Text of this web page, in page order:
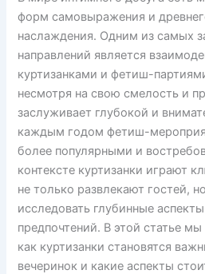
форм самовыражения и
наслаждения. Одним из самых
направлений является
куртизанками и фетиш-
несмотря на свою смелость и
заслуживает глубокой и
каждым годом фетиш-
более популярными и
контексте куртизанки играют
не только развлекают гостей,
исследовать глубинные
предпочтений. В этой статье
как куртизанки становятся
вечеринок и какие аспекты